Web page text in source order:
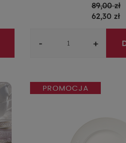
89,00 zł
62,30 zł
- +